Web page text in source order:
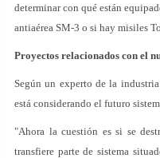
determinar con qué están
antiaérea SM-3 o si hay misiles
Proyectos relacionados con el
Según un experto de la
está considerando el futuro
"Ahora la cuestión es si se
transfiere parte de sistema